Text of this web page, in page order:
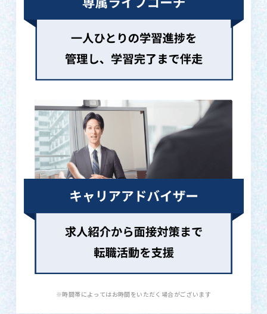
※時間帯によってはお時間をいただく場合がございます